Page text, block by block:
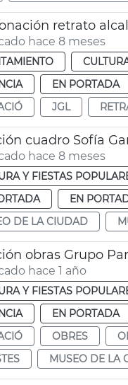
retrato
hace 8 meses
EN PORTADA
JGL
cuadro Sofía
hace 8 meses
Y FIESTAS
EN
DE LA CIUDAD
obras Grupo
hace 1 año
Y FIESTAS
EN PORTADA
OBRES
MUSEO DE LA